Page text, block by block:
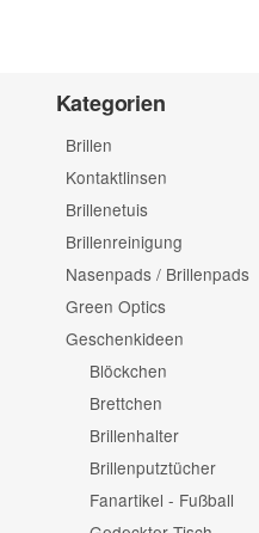
Kategorien
Brillen
Kontaktlinsen
Brillenetuis
Brillenreinigung
Nasenpads / Brillenpads
Green Optics
Geschenkideen
Blöckchen
Brettchen
Brillenhalter
Brillenputztücher
Fanartikel - Fußball